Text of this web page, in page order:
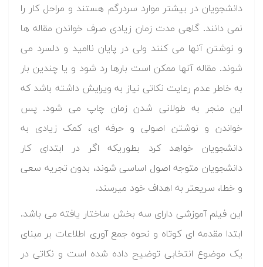
دانشجویان در بیشتر موارد سردرگم هستند و مراحل کار را
نمی دانند. گاهی مدت زمان زیادی صرف خواندن مقاله ها
و نوشتن آنها می کنند ولی در پایان ناامید و دلسرد می
شوند. مقاله آنها ممکن است بارها رد شود و یا چندین بار
به خاطر عدم رعایت نکاتی نیاز به ویرایش داشته باشد که
این منجر به طولانی شدن زمان چاپ می شود. پس
خواندن و نوشتن اصولی و حرفه ای، کمک زیادی به
دانشجویان خواهد کرد بطوریکه اگر در ابتدای کار
دانشجویان متوجه اصول اساسی شوند، بدون تجریه سعی
و خطا، سریعتر به اهداف خود میرسند.
این فیلم آموزشی دارای سه بخش ساختار یافته می باشد.
ابتدا مقدمه ای کوتاه و نحوه جمع آوری اطلاعات بر مبنای
یک موضوع انتخابی توضیح داده شده است و نکاتی در